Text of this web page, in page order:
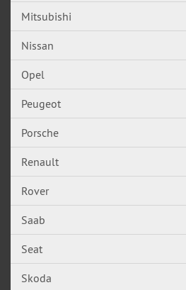
Mitsubishi
Nissan
Opel
Peugeot
Porsche
Renault
Rover
Saab
Seat
Skoda